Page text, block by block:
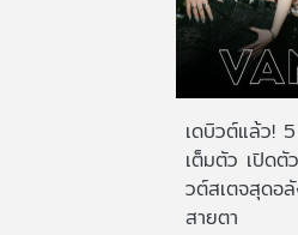
เดบิวต์แล้ว!
เต็มตัว เปิดตั
วต์สเตจสุดอ
สายตา